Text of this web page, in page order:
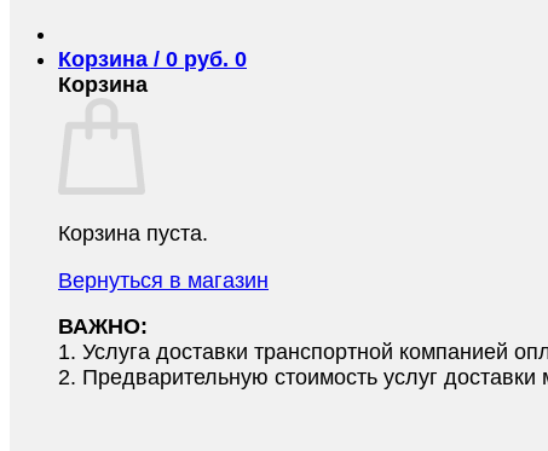
Корзина / 0 руб. 0
Корзина
Корзина пуста.
Вернуться в магазин
ВАЖНО:
1.⁠ ⁠Услуга доставки транспортной компанией
2.⁠ ⁠Предварительную стоимость услуг